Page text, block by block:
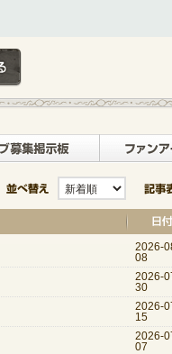
示板 クラブ
並び替え
2026-
08
2026-
30
2026-
15
2026-
07